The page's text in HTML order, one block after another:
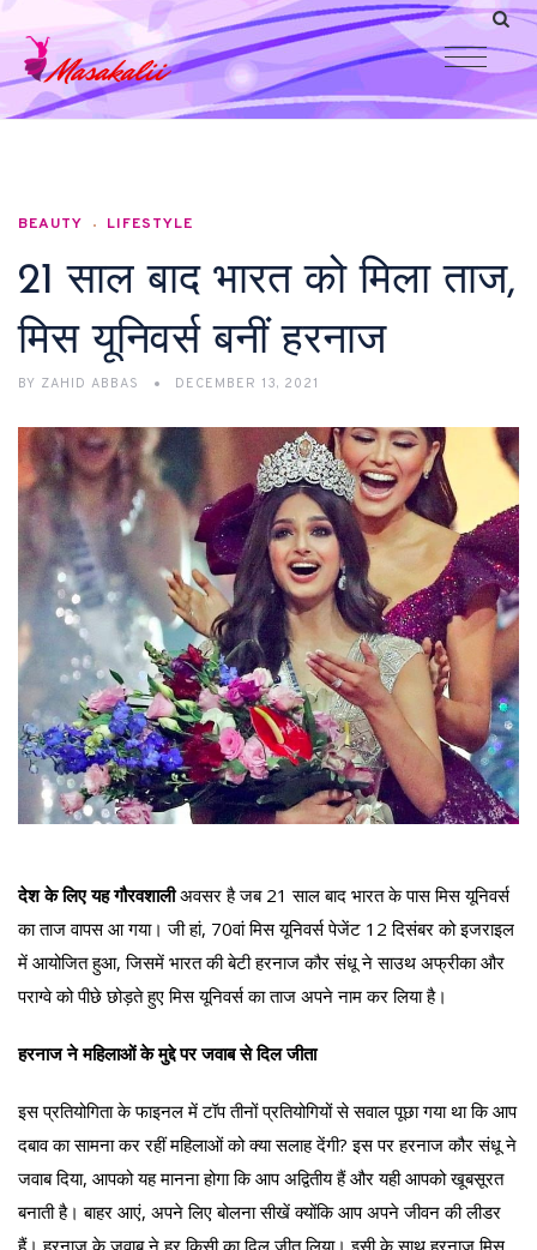
BEAUTY LIFESTYLE
21 साल बाद भारत को मिला ताज,
मिस यूनिवर्स बनीं हरनाज
BY ZAHID ABBAS DECEMBER 13, 2021
देश के लिए यह गौरवशालीअवसर है जब 21 साल बाद भारत के पास मिस यूनिवर्स
का ताज वापस आ गया। जी हां, 70वां मिस यूनिवर्स पेजेंट 12 दिसंबर को इजराइल
में आयोजित हुआ, जिसमें भारत की बेटी हरनाज कौर संधू ने साउथ अफ्रीका और
पराग्वे को पीछे छोड़ते हुए मिस यूनिवर्स का ताज अपने नाम कर लिया है।
हरनाज ने महिलाओं के मुद्दे पर जवाब से दिल जीता
इस प्रतियोगिता के फाइनल में टॉप तीनों प्रतियोगियों से सवाल पूछा गया था कि आप
दबाव का सामना कर रहीं महिलाओं को क्या सलाह देंगी? इस पर हरनाज कौर संधू ने
जवाब दिया, आपको यह मानना होगा कि आप अद्वितीय हैं और यही आपको खूबसूरत
बनाती है। बाहर आएं, अपने लिए बोलना सीखें क्योंकि आप अपने जीवन की लीडर